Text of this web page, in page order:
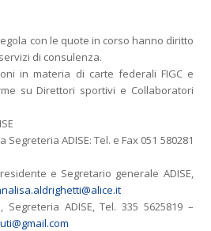
con le quote in corso hanno diritto
di consulenza.
in materia di carte federali FIGC e
su Direttori sportivi e Collaboratori
ADISE: Tel. e Fax 051 580281
e Segretario generale ADISE,
ADISE, Tel. 335 5625819 –